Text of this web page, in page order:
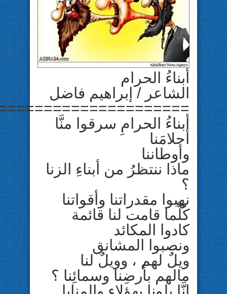
أبناءُ الحرام
الشاعر / إبراهيم فاضل
أبناءُ الحرامِ سرقوا منَّا
أحلامَنا
وأوطاننا
ماذا ننتظرُ من أبناءِ الزنا
؟
نهبوا مقدراتنا وأقواتنا
كُلَّما قامت لنا قائمة
كادوا المكائد
ونصبوا المشانق
ويلٌ لهم ، وويلٌ لنا
مالهم بأرضِنا وسمائِنا ؟